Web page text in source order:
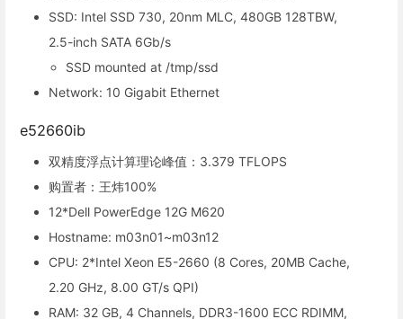
SSD: Intel SSD 730, 20nm MLC, 480GB 128TBW,
2.5-inch SATA 6Gb/s
SSD mounted at /tmp/ssd
Network: 10 Gigabit Ethernet
e52660ib
双精度浮点计算理论峰值：3.379 TFLOPS
购置者：王炜100%
12*Dell PowerEdge 12G M620
Hostname: m03n01~m03n12
CPU: 2*Intel Xeon E5-2660 (8 Cores, 20MB Cache,
2.20 GHz, 8.00 GT/s QPI)
RAM: 32 GB, 4 Channels, DDR3-1600 ECC RDIMM,